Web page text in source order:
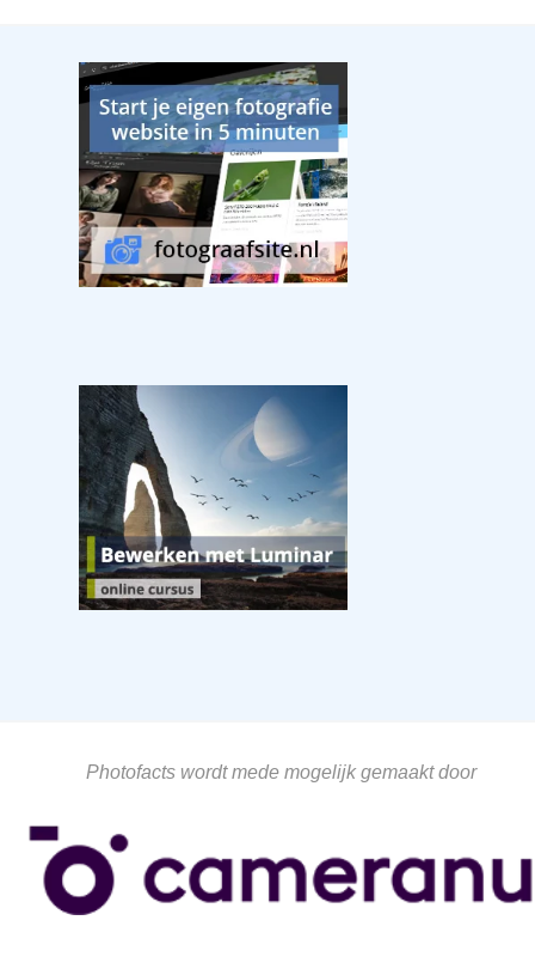
Photofacts wordt mede mogelijk gemaakt door